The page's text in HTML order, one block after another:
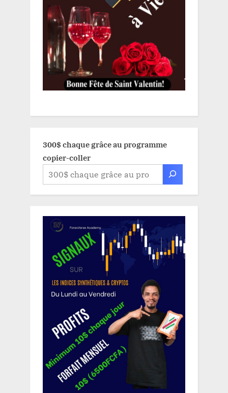
300$ chaque grâce au programme
copier-coller